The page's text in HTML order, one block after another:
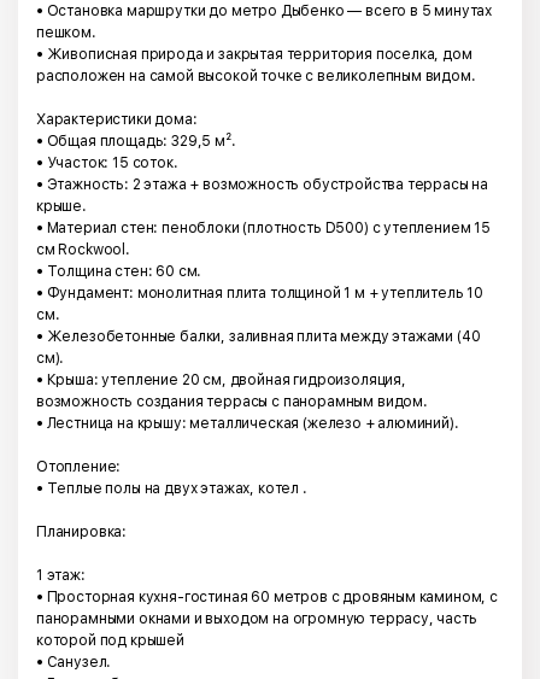
• Остановка маршрутки до метро Дыбенко — всего в 5 минутах
пешком.
• Живописная природа и закрытая территория поселка, дом
расположен на самой высокой точке с великолепным видом.
Характеристики дома:
• Общая площадь: 329,5 м².
• Участок: 15 соток.
• Этажность: 2 этажа + возможность обустройства террасы на
крыше.
• Материал стен: пеноблоки (плотность D500) с утеплением 15
см Rockwool.
• Толщина стен: 60 см.
• Фундамент: монолитная плита толщиной 1 м + утеплитель 10
см.
• Железобетонные балки, заливная плита между этажами (40
см).
• Крыша: утепление 20 см, двойная гидроизоляция,
возможность создания террасы с панорамным видом.
• Лестница на крышу: металлическая (железо + алюминий).
Отопление:
• Теплые полы на двух этажах, котел .
Планировка:
1 этаж:
• Просторная кухня-гостиная 60 метров с дровяным камином, с
панорамными окнами и выходом на огромную террасу, часть
которой под крышей
• Санузел.